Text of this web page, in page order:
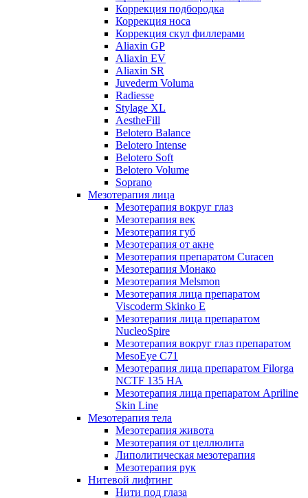
Коррекция подбородка
Коррекция носа
Коррекция скул филлерами
Aliaxin GP
Aliaxin EV
Aliaxin SR
Juvederm Voluma
Radiesse
Stylage XL
AestheFill
Belotero Balance
Belotero Intense
Belotero Soft
Belotero Volume
Soprano
Мезотерапия лица
Мезотерапия вокруг глаз
Мезотерапия век
Мезотерапия губ
Мезотерапия от акне
Мезотерапия препаратом Curacen
Мезотерапия Монако
Мезотерапия Melsmon
Мезотерапия лица препаратом
Viscoderm Skinko E
Мезотерапия лица препаратом
NucleoSpire
Мезотерапия вокруг глаз препаратом
MesoEye С71
Мезотерапия лица препаратом Filorga
NCTF 135 HA
Мезотерапия лица препаратом Apriline
Skin Line
Мезотерапия тела
Мезотерапия живота
Мезотерапия от целлюлита
Липолитическая мезотерапия
Мезотерапия рук
Нитевой лифтинг
Нити под глаза